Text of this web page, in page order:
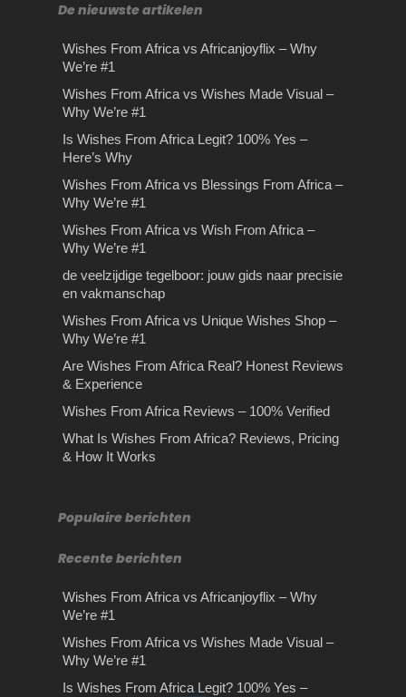
Rijles in Amsterdam
Amsterdam waarbij er sprake is van
Rijles Gouda
Rijles Gouda Ben je van plan rijles
De juiste Vaprance kiezen
– Exclucig.com
De juiste Vaprance kiezen –
Exclucig.com Ben je op zoek naar
een e-liquid voor jouw…
Tips bij het kiezen van de
juiste makelaar
makelaar Ben je van plan om op
Gordijnen en rolgordijnen –
Tips om jouw omgeving in
te richten
en rolgordijnen zijn van het grootste
belang bij het inrichten…
Wat te verwachten van
Wat te verwachten van een
diensten die een slotenmaker je kan
Blessings From Africa –
Wishes From Africa vs Blessings
ChoiceIf you're searching…
Tips en tricks voor
stressvrij en goedkoop
luchthaven parkeren
parkeren. In deze tijd van lage kosten
bieden vluchten fantastische
besparingen…
De nieuwste artikelen
Wishes From Africa vs Africanjoyflix – Why
We’re #1
Wishes From Africa vs Wishes Made Visual –
Why We’re #1
Is Wishes From Africa Legit? 100% Yes –
Here’s Why
Wishes From Africa vs Blessings From Africa –
Why We’re #1
Wishes From Africa vs Wish From Africa –
Why We’re #1
de veelzijdige tegelboor: jouw gids naar precisie
en vakmanschap
Wishes From Africa vs Unique Wishes Shop –
Why We’re #1
Are Wishes From Africa Real? Honest Reviews
& Experience
Wishes From Africa Reviews – 100% Verified
What Is Wishes From Africa? Reviews, Pricing
& How It Works
Populaire berichten
Recente berichten
Wishes From Africa vs Africanjoyflix – Why
We’re #1
Wishes From Africa vs Wishes Made Visual –
Why We’re #1
Is Wishes From Africa Legit? 100% Yes –